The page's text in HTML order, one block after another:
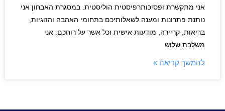
אני מתקשרת ופסיכותרפיסטית הוליסטית. במסגרת האבחון אני
נותנת פתרונות ומענה לשאלותיכם בתחומי האהבה והזוגיות,
בריאות, קריירה, מודעות אישית וכל אשר על רוחכם. אני
משלבת שלוש
להמשך קריאה »